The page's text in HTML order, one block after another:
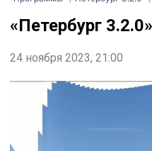
«Петербург
24 ноября 2023, 21:00